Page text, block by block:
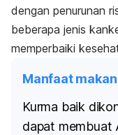
dengan penurunan
beberapa jenis
memperbaiki
Manfaat
Kurma baik
dapat membuat